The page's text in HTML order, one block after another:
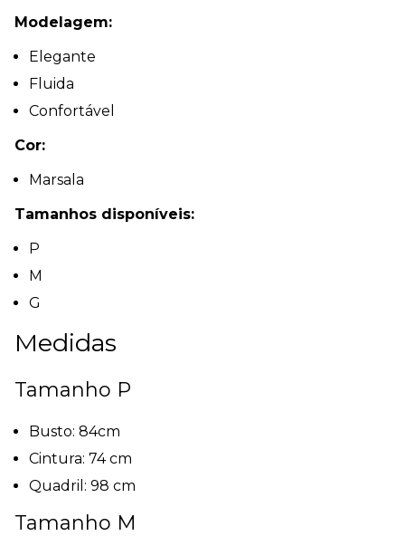
Modelagem:
Elegante
Fluida
Confortável
Cor:
Marsala
Tamanhos disponíveis:
P
M
G
Medidas
Tamanho P
Busto: 84cm
Cintura: 74 cm
Quadril: 98 cm
Tamanho M